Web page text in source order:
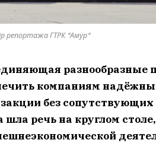
репортажа ГТРК "Амур"
разнообразные
компаниям
без сопутствующих
речь на круглом